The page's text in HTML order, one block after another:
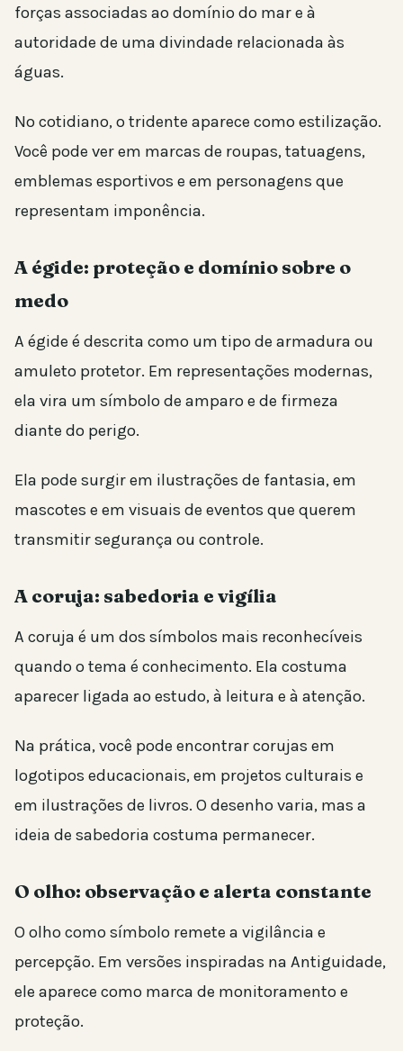
forças associadas ao domínio do mar e à
autoridade de uma divindade relacionada às
águas.
No cotidiano, o tridente aparece como estilização.
Você pode ver em marcas de roupas, tatuagens,
emblemas esportivos e em personagens que
representam imponência.
A égide: proteção e domínio sobre o
medo
A égide é descrita como um tipo de armadura ou
amuleto protetor. Em representações modernas,
ela vira um símbolo de amparo e de firmeza
diante do perigo.
Ela pode surgir em ilustrações de fantasia, em
mascotes e em visuais de eventos que querem
transmitir segurança ou controle.
A coruja: sabedoria e vigília
A coruja é um dos símbolos mais reconhecíveis
quando o tema é conhecimento. Ela costuma
aparecer ligada ao estudo, à leitura e à atenção.
Na prática, você pode encontrar corujas em
logotipos educacionais, em projetos culturais e
em ilustrações de livros. O desenho varia, mas a
ideia de sabedoria costuma permanecer.
O olho: observação e alerta constante
O olho como símbolo remete a vigilância e
percepção. Em versões inspiradas na Antiguidade,
ele aparece como marca de monitoramento e
proteção.